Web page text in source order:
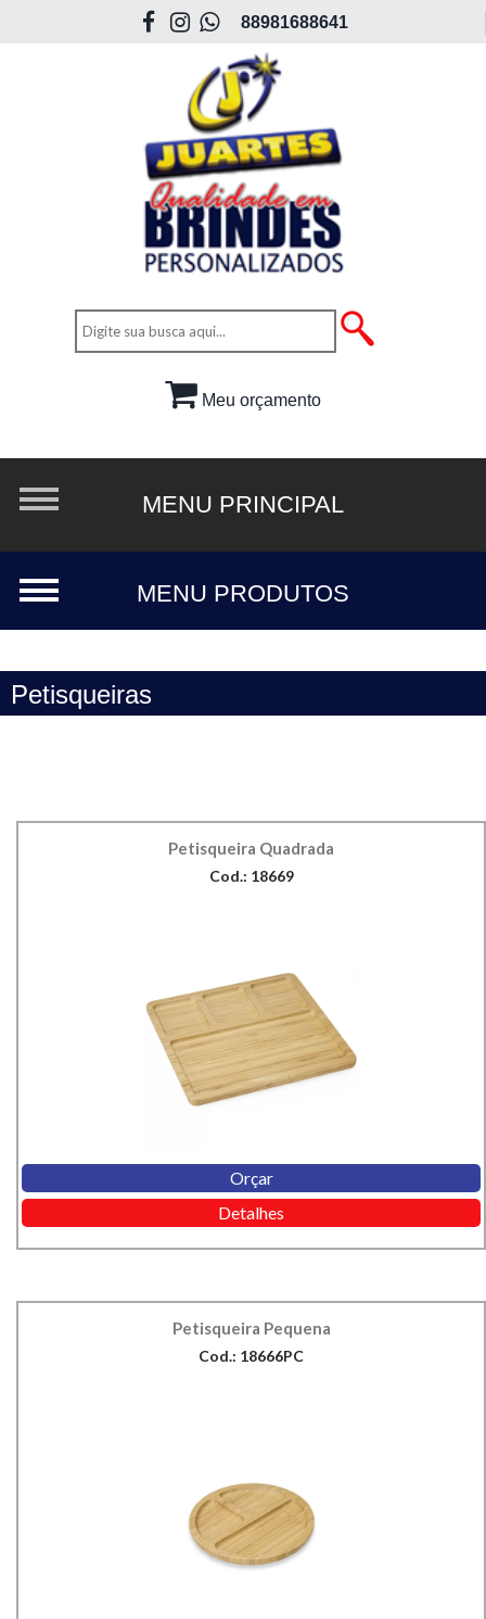
88981688641
Meu orçamento
Petisqueiras
Petisqueira Quadrada
Cod.: 18669
Orçar
Detalhes
Petisqueira Pequena
Cod.: 18666PC